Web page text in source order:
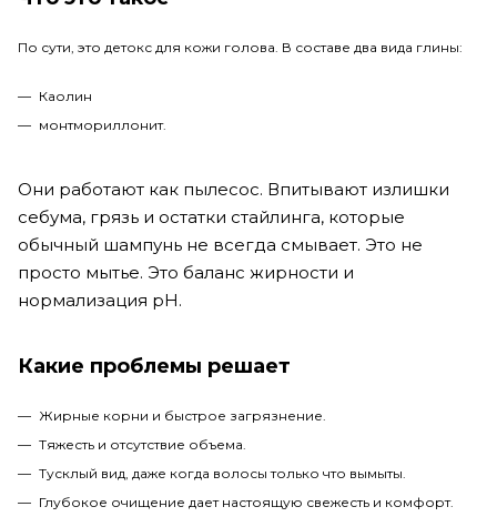
По сути, это детокс для кожи голова. В составе два вида глины:
Каолин
монтмориллонит.
Они работают как пылесос. Впитывают излишки
себума, грязь и остатки стайлинга, которые
обычный шампунь не всегда смывает. Это не
просто мытье. Это баланс жирности и
нормализация pH.
Какие проблемы решает
Жирные корни и быстрое загрязнение.
Тяжесть и отсутствие объема.
Тусклый вид, даже когда волосы только что вымыты.
Глубокое очищение дает настоящую свежесть и комфорт.